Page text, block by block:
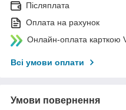
Післяплата
Оплата на рахунок
Онлайн-оплата карткою
Всі умови оплати
Умови повернення